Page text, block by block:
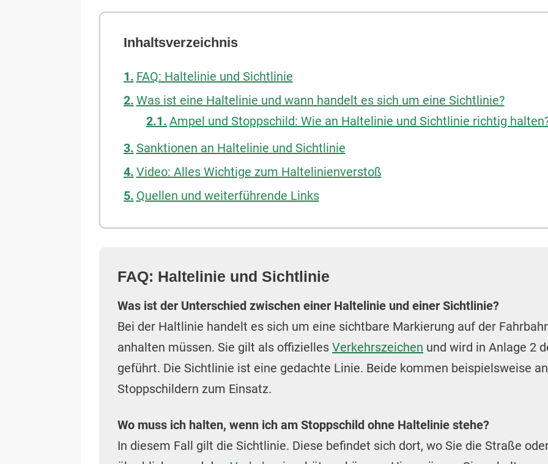
Inhaltsverzeichnis
FAQ: Haltelinie und Sichtlinie
Was ist eine Haltelinie und wann handelt es sich um eine Sichtlinie?
Ampel und Stoppschild: Wie an Haltelinie und Sichtlinie richtig
Sanktionen an Haltelinie und Sichtlinie
Video: Alles Wichtige zum Haltelinienverstoß
Quellen und weiterführende Links
FAQ: Haltelinie und Sichtlinie
Was ist der Unterschied zwischen einer Haltelinie und einer Sichtlinie?
Bei der Haltlinie handelt es sich um eine sichtbare Markierung auf der
anhalten müssen. Sie gilt als offizielles Verkehrszeichen und wird in Anlage 2
geführt. Die Sichtlinie ist eine gedachte Linie. Beide kommen beispielsweise
Stoppschildern zum Einsatz.
Wo muss ich halten, wenn ich am Stoppschild ohne Haltelinie stehe?
In diesem Fall gilt die Sichtlinie. Diese befindet sich dort, wo Sie die Straße